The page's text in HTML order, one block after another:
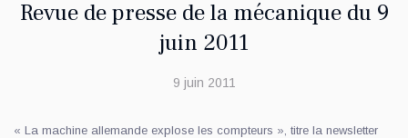
Revue de presse de la mécanique du 9
juin 2011
9 juin 2011
« La machine allemande explose les compteurs », titre la newsletter